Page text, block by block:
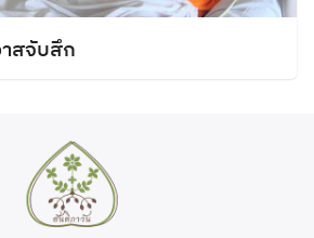
าสจับสึก